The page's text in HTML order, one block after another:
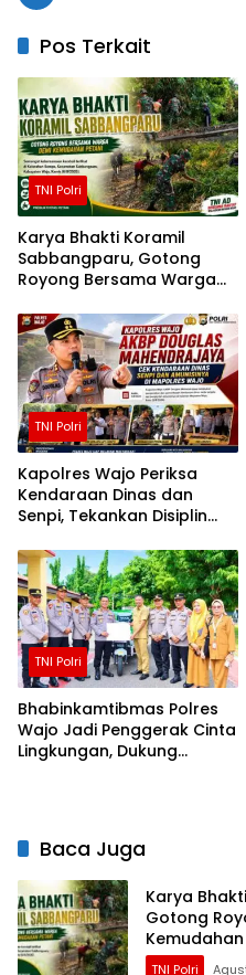
Pos Terkait
TNI Polri
Karya Bhakti Koramil
Sabbangparu, Gotong
Royong Bersama Warga
TNI Polri
Kapolres Wajo Periksa
Kendaraan Dinas dan
Senpi, Tekankan Disiplin
Personel
TNI Polri
Bhabinkamtibmas Polres
Wajo Jadi Penggerak Cinta
Lingkungan, Dukung
Baca Juga
Karya
Gotong
TNI Polri